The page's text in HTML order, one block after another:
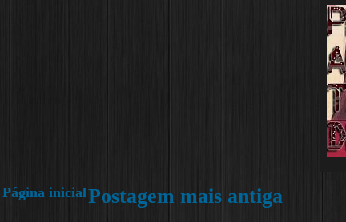
Postagem mais antiga
Página inicial